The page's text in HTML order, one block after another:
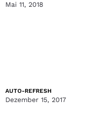
Mai 11, 2018
AUTO-REFRESH
Dezember 15, 2017